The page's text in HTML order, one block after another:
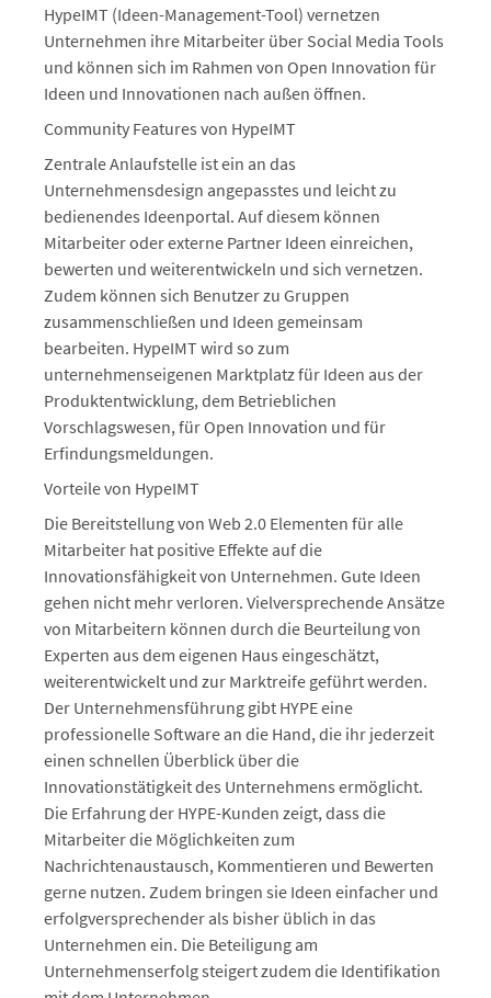
HypeIMT (Ideen-Management-Tool) vernetzen
Unternehmen ihre Mitarbeiter über Social Media Tools
und können sich im Rahmen von Open Innovation für
Ideen und Innovationen nach außen öffnen.
Community Features von HypeIMT
Zentrale Anlaufstelle ist ein an das
Unternehmensdesign angepasstes und leicht zu
bedienendes Ideenportal. Auf diesem können
Mitarbeiter oder externe Partner Ideen einreichen,
bewerten und weiterentwickeln und sich vernetzen.
Zudem können sich Benutzer zu Gruppen
zusammenschließen und Ideen gemeinsam
bearbeiten. HypeIMT wird so zum
unternehmenseigenen Marktplatz für Ideen aus der
Produktentwicklung, dem Betrieblichen
Vorschlagswesen, für Open Innovation und für
Erfindungsmeldungen.
Vorteile von HypeIMT
Die Bereitstellung von Web 2.0 Elementen für alle
Mitarbeiter hat positive Effekte auf die
Innovationsfähigkeit von Unternehmen. Gute Ideen
gehen nicht mehr verloren. Vielversprechende Ansätze
von Mitarbeitern können durch die Beurteilung von
Experten aus dem eigenen Haus eingeschätzt,
weiterentwickelt und zur Marktreife geführt werden.
Der Unternehmensführung gibt HYPE eine
professionelle Software an die Hand, die ihr jederzeit
einen schnellen Überblick über die
Innovationstätigkeit des Unternehmens ermöglicht.
Die Erfahrung der HYPE-Kunden zeigt, dass die
Mitarbeiter die Möglichkeiten zum
Nachrichtenaustausch, Kommentieren und Bewerten
gerne nutzen. Zudem bringen sie Ideen einfacher und
erfolgversprechender als bisher üblich in das
Unternehmen ein. Die Beteiligung am
Unternehmenserfolg steigert zudem die Identifikation